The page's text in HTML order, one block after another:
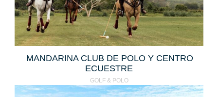
MANDARINA CLUB DE POLO Y CENTRO
ECUESTRE
GOLF & POLO